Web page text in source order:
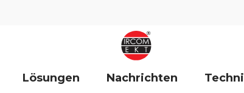
Lösungen Nachrichten